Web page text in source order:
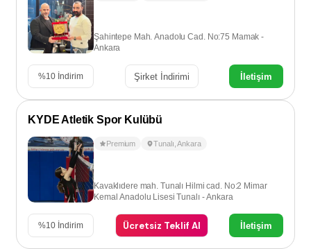
Şahintepe Mah. Anadolu Cad. No:75 Mamak -
Ankara
%10 İndirim Şirket İndirimi İletişim
KYDE Atletik Spor Kulübü
Premium Tunalı ,Ankara
Kavaklıdere mah. Tunalı Hilmi cad. No:2 Mimar
Kemal Anadolu Lisesi Tunalı - Ankara
%10 İndirim Ücretsiz Teklif Al İletişim